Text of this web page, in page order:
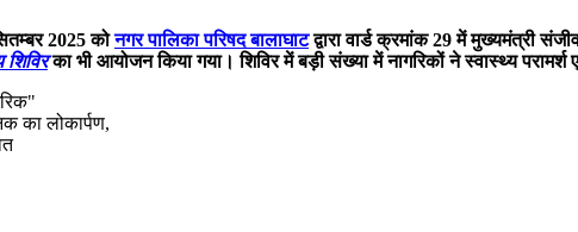
2025 कोनगर पालिका परिषद बालाघाटद्वारा वार्ड क्रमांक 29 में मुख्यमंत्री
का भी आयोजन किया गया। शिविर में बड़ी संख्या में नागरिकों ने स्वास्थ्य
का लोकार्पण,